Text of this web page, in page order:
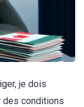
je dois
des conditions